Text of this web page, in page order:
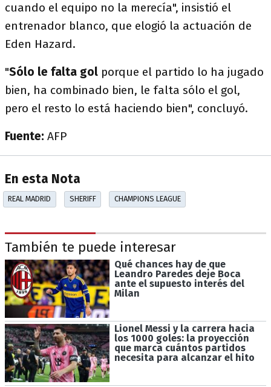
cuando el equipo no la merecía", insistió el
entrenador blanco, que elogió la actuación de
Eden Hazard.
"Sólo le falta gol porque el partido lo ha jugado
bien, ha combinado bien, le falta sólo el gol,
pero el resto lo está haciendo bien", concluyó.
Fuente: AFP
En esta Nota
REAL MADRID SHERIFF CHAMPIONS LEAGUE
También te puede interesar
Qué chances hay de que
Leandro Paredes deje Boca
ante el supuesto interés del
Milan
Lionel Messi y la carrera hacia
los 1000 goles: la proyección
que marca cuántos partidos
necesita para alcanzar el hito